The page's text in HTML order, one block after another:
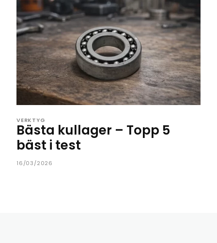
VERKTYG
Bästa kullager – Topp 5
bäst i test
16/03/2026